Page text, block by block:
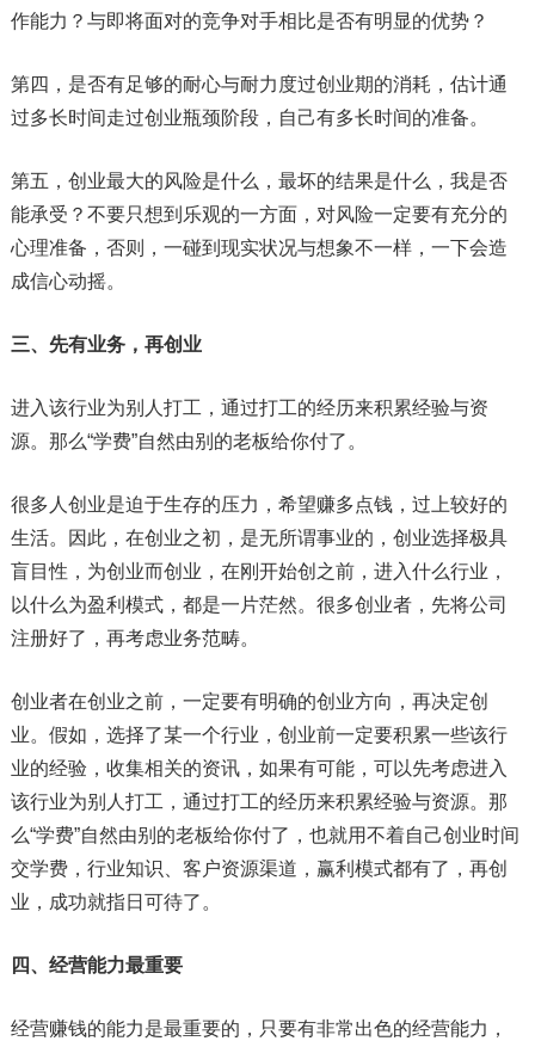
作能力？与即将面对的竞争对手相比是否有明显的优势？
第四，是否有足够的耐心与耐力度过创业期的消耗，估计通
过多长时间走过创业瓶颈阶段，自己有多长时间的准备。
第五，创业最大的风险是什么，最坏的结果是什么，我是否
能承受？不要只想到乐观的一方面，对风险一定要有充分的
心理准备，否则，一碰到现实状况与想象不一样，一下会造
成信心动摇。
三、先有业务，再创业
进入该行业为别人打工，通过打工的经历来积累经验与资
源。那么“学费”自然由别的老板给你付了。
很多人创业是迫于生存的压力，希望赚多点钱，过上较好的
生活。因此，在创业之初，是无所谓事业的，创业选择极具
盲目性，为创业而创业，在刚开始创之前，进入什么行业，
以什么为盈利模式，都是一片茫然。很多创业者，先将公司
注册好了，再考虑业务范畴。
创业者在创业之前，一定要有明确的创业方向，再决定创
业。假如，选择了某一个行业，创业前一定要积累一些该行
业的经验，收集相关的资讯，如果有可能，可以先考虑进入
该行业为别人打工，通过打工的经历来积累经验与资源。那
么“学费”自然由别的老板给你付了，也就用不着自己创业时间
交学费，行业知识、客户资源渠道，赢利模式都有了，再创
业，成功就指日可待了。
四、经营能力最重要
经营赚钱的能力是最重要的，只要有非常出色的经营能力，